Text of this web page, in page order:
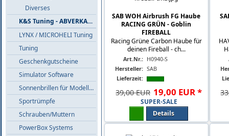
Diverses
K&S Tuning - ABVERKAUF
LYNX / MICROHELI Tuning
Tuning
Geschenkgutscheine
Simulator Software
Sonnenbrillen für Modellflieger
Sportrümpfe
Schrauben/Muttern
PowerBox Systems
SAB WOH Airbrush FG Haube
RACING GRÜN - Goblin
FIREBALL
Racing Grüne Carbon Haube für
deinen Fireball - ch...
Art.Nr.: H0940-S
Hersteller: SAB
Lieferzeit:
39,00 EUR 19,00 EUR*
SUPER-SALE
Details